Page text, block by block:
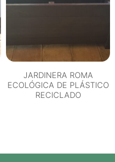
JARDINERA ROMA
ECOLÓGICA DE PLÁSTICO
RECICLADO